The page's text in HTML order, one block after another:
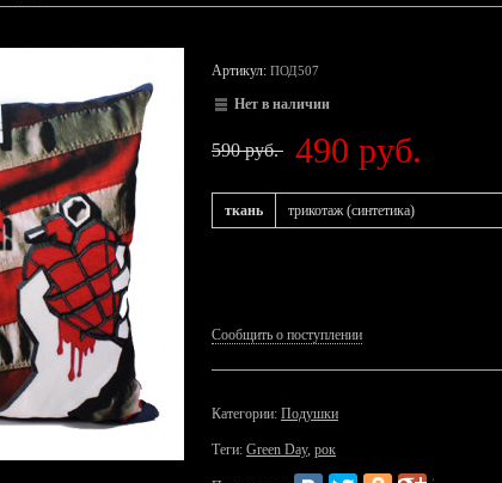
Артикул: ПОД507
Нет в наличии
590 руб. 490 руб.
ткань трикотаж (синтетика)
Сообщить о поступлении
Категории: Подушки
Теги: Green Day, рок